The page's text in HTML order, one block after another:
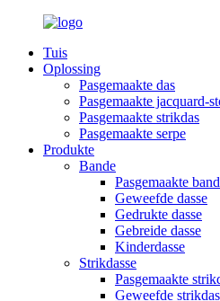
Tuis
Oplossing
Pasgemaakte das
Pasgemaakte jacquard-
Pasgemaakte strikdas
Pasgemaakte serpe
Produkte
Bande
Pasgemaakte
Geweefde dasse
Gedrukte dasse
Gebreide dasse
Kinderdasse
Strikdasse
Pasgemaakte
Geweefde